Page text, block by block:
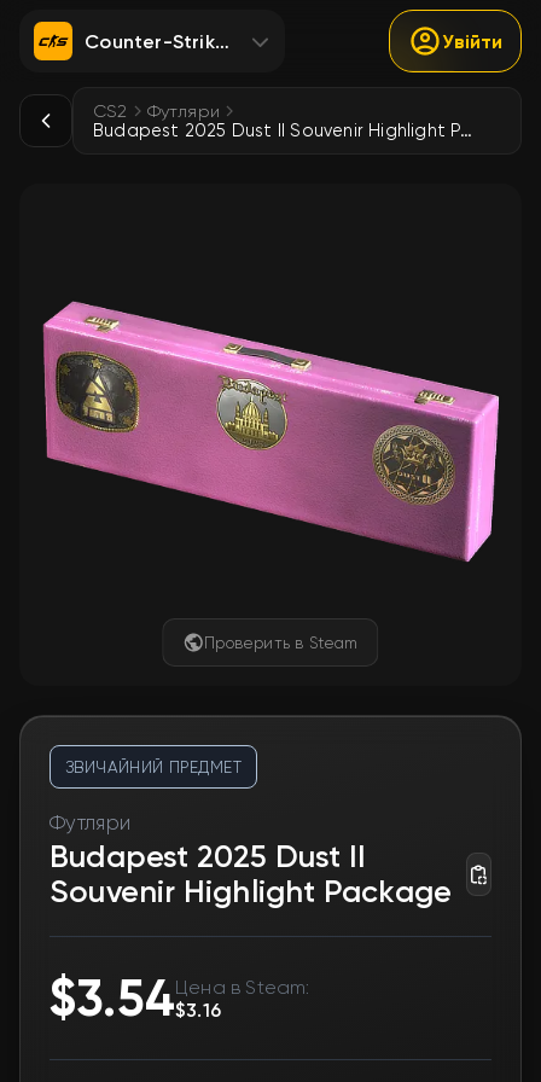
Counter-Strike 2 Увійти
CS2 Футляри
Budapest 2025 Dust II Souvenir Highlight Package
Проверить в Steam
ЗВИЧАЙНИЙ ПРЕДМЕТ
Футляри
Budapest 2025 Dust II
Souvenir Highlight Package
$3.54Цена в Steam:
$3.16